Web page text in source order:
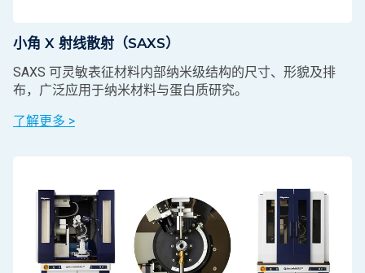
小角 X 射线散射（SAXS）
SAXS 可灵敏表征材料内部纳米级结构的尺寸、形貌及排
布，广泛应用于纳米材料与蛋白质研究。
了解更多 >